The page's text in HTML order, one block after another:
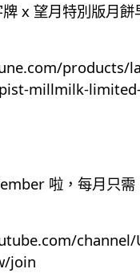
x 望月特別版月餅
products/
millmilk-
啦，每月只需
channel/
join